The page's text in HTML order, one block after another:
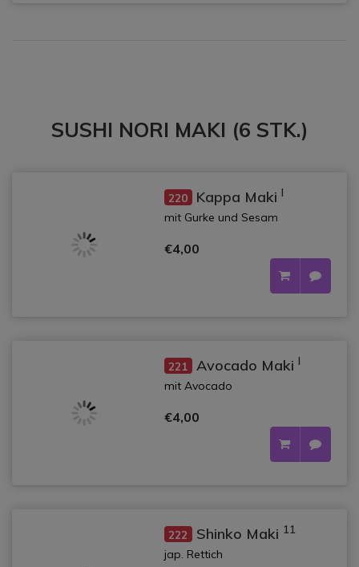
SUSHI NORI MAKI (6 STK.)
220 Kappa Maki l
mit Gurke und Sesam
€4,00
221 Avocado Maki l
mit Avocado
€4,00
222 Shinko Maki 11
jap. Rettich